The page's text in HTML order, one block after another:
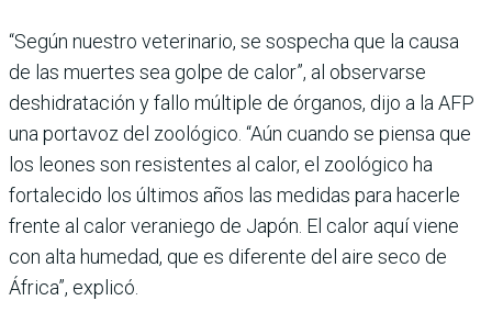
“Según nuestro veterinario, se sospecha que la causa
de las muertes sea golpe de calor”, al observarse
deshidratación y fallo múltiple de órganos, dijo a la AFP
una portavoz del zoológico. “Aún cuando se piensa que
los leones son resistentes al calor, el zoológico ha
fortalecido los últimos años las medidas para hacerle
frente al calor veraniego de Japón. El calor aquí viene
con alta humedad, que es diferente del aire seco de
África”, explicó.